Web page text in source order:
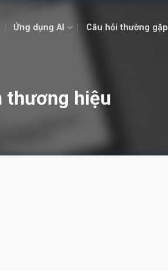
Ứng dụng AI Câu hỏi thường gặp
thương hiệu